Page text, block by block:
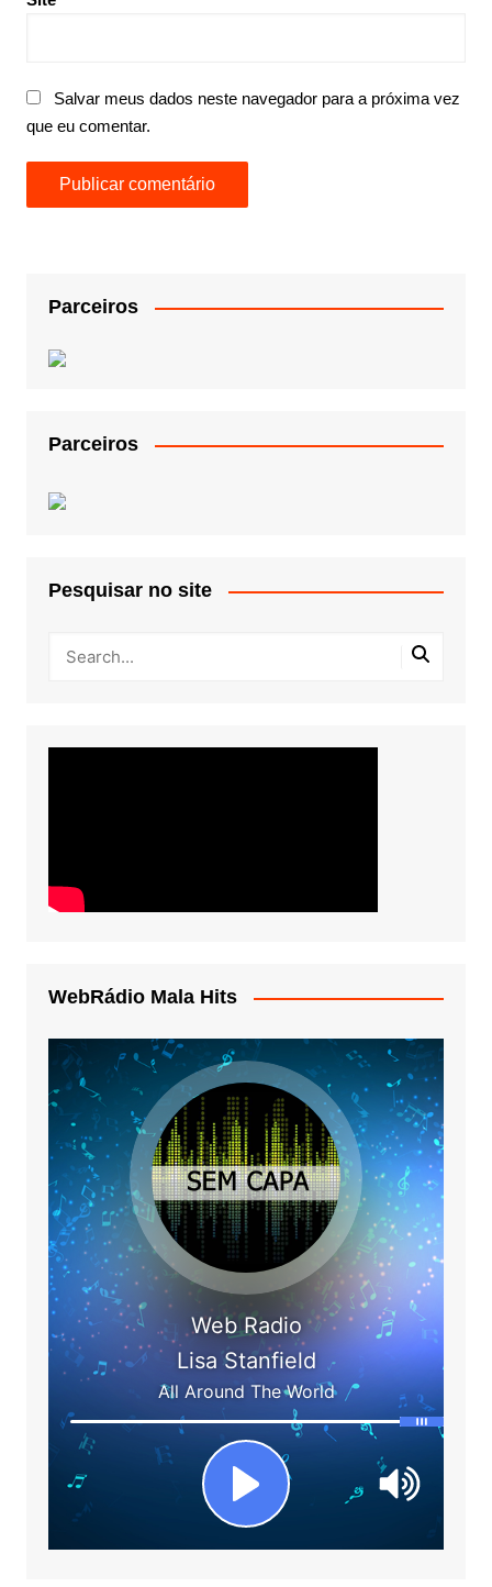
Salvar meus dados neste navegador para a próxima vez
que eu comentar.
Parceiros
Parceiros
Pesquisar no site
WebRádio Mala Hits